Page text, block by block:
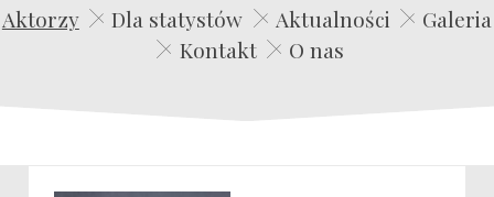
Edwin Film Agencja Aktorska
Aktorzy Dla statystów Aktualności
Galeria
Kontakt
O nas